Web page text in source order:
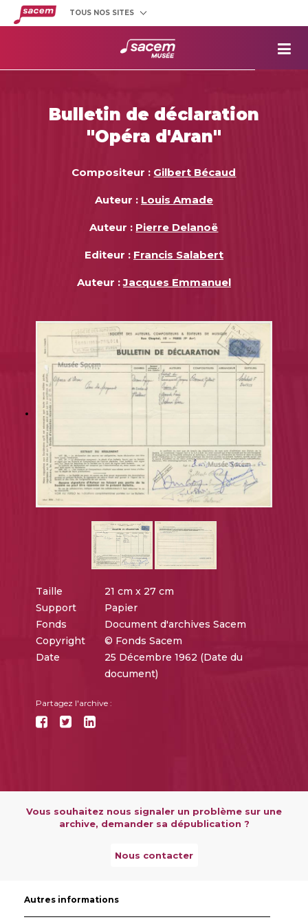
TOUS NOS SITES
Bulletin de déclaration
"Opéra d'Aran"
Compositeur : Gilbert Bécaud
Auteur : Louis Amade
Auteur : Pierre Delanoë
Editeur : Francis Salabert
Auteur : Jacques Emmanuel
Taille
21 cm x 27 cm
Support
Papier
Fonds
Document d'archives Sacem
Copyright
© Fonds Sacem
Date
25 Décembre 1962 (Date du
document)
Partagez l'archive :
Vous souhaitez nous signaler un problème sur une
archive, demander sa dépublication ?
Nous contacter
Autres informations